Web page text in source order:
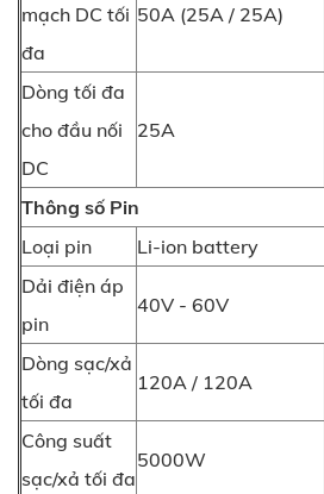
mạch DC tối
đa
50A (25A / 25A)
Dòng tối đa
cho đầu nối
DC
25A
Thông số Pin
Loại pin
Li-ion battery
Dải điện áp
pin
40V - 60V
Dòng sạc/xả
tối đa
120A / 120A
Công suất
sạc/xả tối đa
5000W